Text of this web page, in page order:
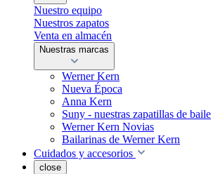
Nuestro equipo
Nuestros zapatos
Venta en almacén
Nuestras marcas
Werner Kern
Nueva Época
Anna Kern
Suny - nuestras zapatillas de baile
Werner Kern Novias
Bailarinas de Werner Kern
Cuidados y accesorios
close